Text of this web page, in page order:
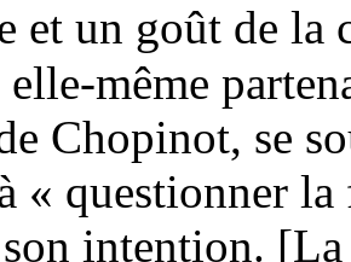
et un goût de la
même
Chopinot, se
« questionner
intention.